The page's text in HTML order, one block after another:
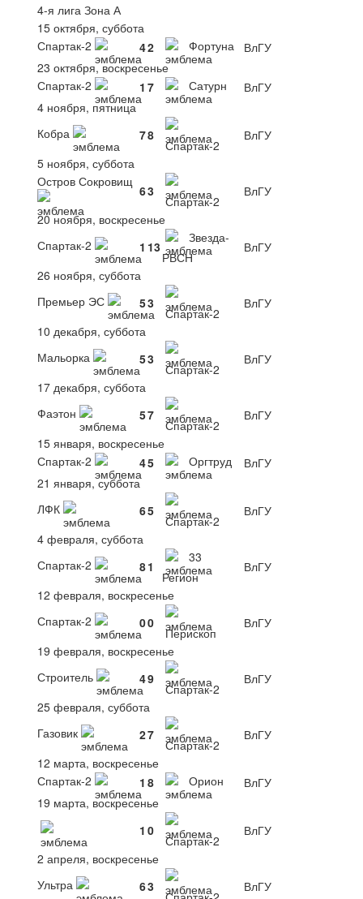
4-я лига Зона А
15 октября, суббота
Спартак-2
42 Фортуна
ВлГУ
23 октября, воскресенье
Спартак-2
1 7 Сатурн
ВлГУ
4 ноября, пятница
Кобра
78
Спартак-2
ВлГУ
5 ноября, суббота
Остров Сокровищ
63
Спартак-2
ВлГУ
20 ноября, воскресенье
Спартак-2
1 13
Звезда-
РВСН
ВлГУ
26 ноября, суббота
Премьер ЭС
53
Спартак-2
ВлГУ
10 декабря, суббота
Мальорка
53
Спартак-2
ВлГУ
17 декабря, суббота
Фаэтон
57
Спартак-2
ВлГУ
15 января, воскресенье
Спартак-2
45 Оргтруд
ВлГУ
21 января, суббота
ЛФК
65
Спартак-2
ВлГУ
4 февраля, суббота
Спартак-2
81
33
Регион
ВлГУ
12 февраля, воскресенье
Спартак-2
00
Перископ
ВлГУ
19 февраля, воскресенье
Строитель
49
Спартак-2
ВлГУ
25 февраля, суббота
Газовик
27
Спартак-2
ВлГУ
12 марта, воскресенье
Спартак-2
1 8 Орион
ВлГУ
19 марта, воскресенье
1 0
Спартак-2
ВлГУ
2 апреля, воскресенье
Ультра
63 ВлГУ